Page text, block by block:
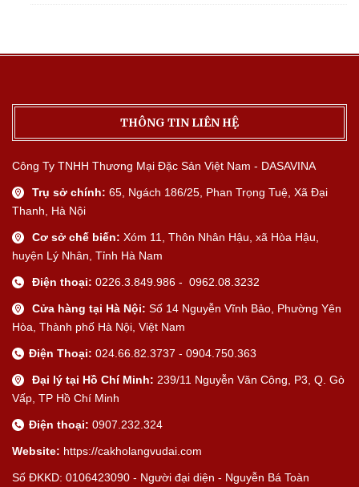
THÔNG TIN LIÊN HỆ
Công Ty TNHH Thương Mại Đặc Sản Việt Nam - DASAVINA
Trụ sở chính: 65, Ngách 186/25, Phan Trọng Tuệ, Xã Đại
Thanh, Hà Nội
Cơ sở chế biến: Xóm 11, Thôn Nhân Hậu, xã Hòa Hậu,
huyện Lý Nhân, Tỉnh Hà Nam
Điện thoại: 0226.3.849.986 - 0962.08.3232
Cửa hàng tại Hà Nội: Số 14 Nguyễn Vĩnh Bảo, Phường Yên
Hòa, Thành phố Hà Nội, Việt Nam
Điện Thoại: 024.66.82.3737 - 0904.750.363
Đại lý tại Hồ Chí Minh: 239/11 Nguyễn Văn Công, P3, Q. Gò
Vấp, TP Hồ Chí Minh
Điện thoại: 0907.232.324
Website: https://cakholangvudai.com
Số ĐKKD: 0106423090 - Người đại diện - Nguyễn Bá Toàn